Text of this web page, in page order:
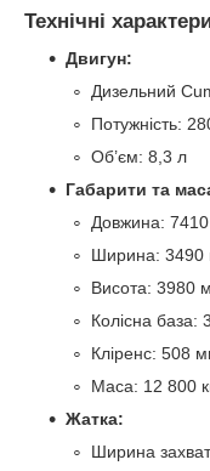
Технічні
Двигун:
Дизельний
Потужність:
Об’єм: 8,3 л
Габарити та
Довжина:
Ширина: 3490
Висота: 3980
Колісна база:
Кліренс: 508
Маса: 12 800
Жатка:
Ширина